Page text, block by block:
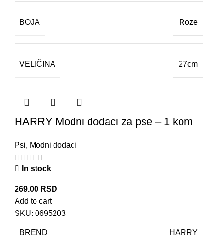
BOJA Roze
VELIČINA 27cm
HARRY Modni dodaci za pse – 1 kom
Psi, Modni dodaci
In stock
269.00 RSD
Add to cart
SKU: 0695203
BREND HARRY